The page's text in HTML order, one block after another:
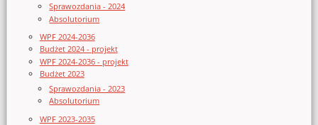
Sprawozdania - 2024
Absolutorium
WPF 2024-2036
Budżet 2024 - projekt
WPF 2024-2036 - projekt
Budżet 2023
Sprawozdania - 2023
Absolutorium
WPF 2023-2035